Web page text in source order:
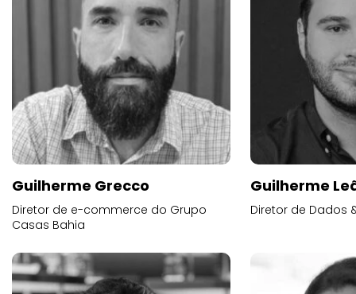
Guilherme Grecco
Diretor de e-commerce do Grupo
Casas Bahia
Guilherme
Diretor de Dados